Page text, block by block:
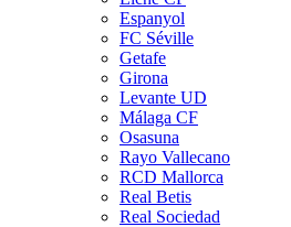
Espanyol
FC Séville
Getafe
Girona
Levante UD
Málaga CF
Osasuna
Rayo Vallecano
RCD Mallorca
Real Betis
Real Sociedad